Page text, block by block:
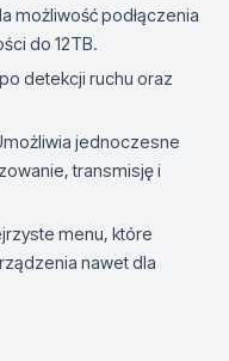
możliwość podłączenia
do 12TB.
detekcji ruchu oraz
jednoczesne
transmisję i
menu, które
nawet dla